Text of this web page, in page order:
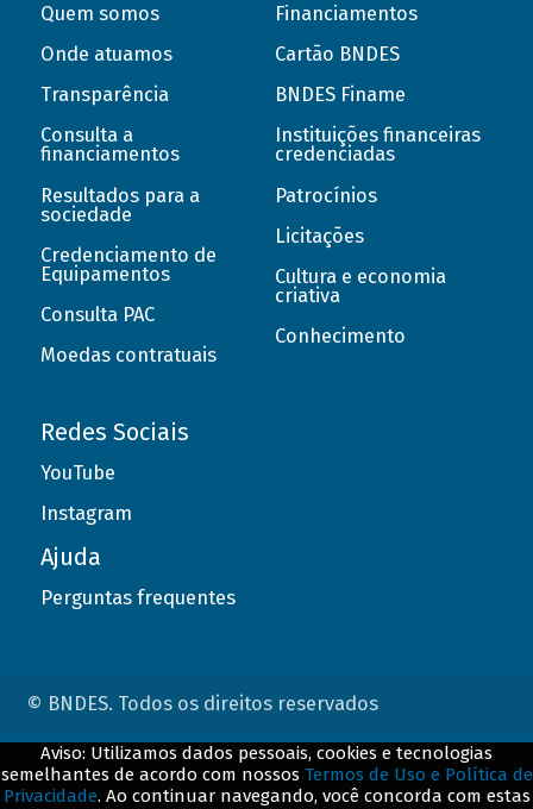
Quem somos
Onde atuamos
Transparência
Consulta a
financiamentos
Resultados para a
sociedade
Credenciamento de
Equipamentos
Consulta PAC
Moedas contratuais
Financiamentos
Cartão BNDES
BNDES Finame
Instituições financeiras
credenciadas
Patrocínios
Licitações
Cultura e economia
criativa
Conhecimento
Redes Sociais
YouTube
Instagram
Ajuda
Perguntas frequentes
© BNDES. Todos os direitos reservados
Aviso: Utilizamos dados pessoais, cookies e tecnologias
semelhantes de acordo com nossos Termos de Uso e Política de
Privacidade. Ao continuar navegando, você concorda com estas
ConteÃºdo complementar